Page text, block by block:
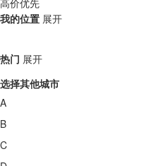
我的位置 展开
热门 展开
选择其他城市
A
B
C